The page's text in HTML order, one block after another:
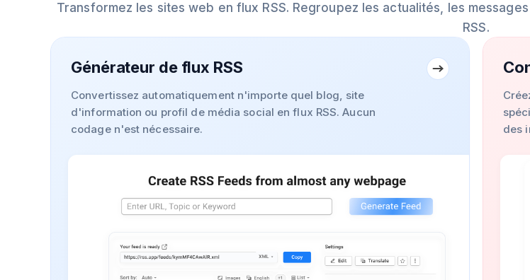
Transformez les sites web en flux RSS. Regroupez les actualités, les
RSS.
Générateur de flux RSS
Convertissez automatiquement n'importe quel blog, site
d'information ou profil de média social en flux RSS. Aucun
codage n'est nécessaire.
des